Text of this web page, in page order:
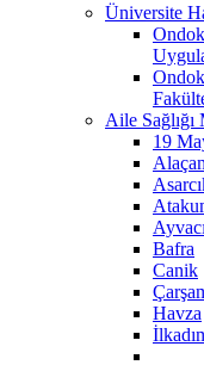
Üniversite
Aile Sağlığı
19
Bafra
Canik
Havza